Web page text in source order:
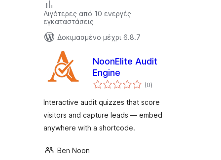
Λιγότερες από 10 ενεργές
εγκαταστάσεις
Δοκιμασμένο μέχρι 6.8.7
NoonElite Audit
Engine
(0αξιολογήσεις
σύνολο
)
Interactive audit quizzes that score
visitors and capture leads — embed
anywhere with a shortcode.
Ben Noon